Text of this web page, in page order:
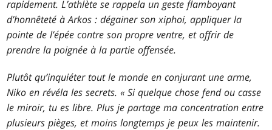
rapidement. L’athlète se rappela un geste flamboyant
d’honnêteté à Arkos : dégainer son xiphoi, appliquer la
pointe de l’épée contre son propre ventre, et offrir de
prendre la poignée à la partie offensée.
Plutôt qu’inquiéter tout le monde en conjurant une arme,
Niko en révéla les secrets. « Si quelque chose fend ou casse
le miroir, tu es libre. Plus je partage ma concentration entre
plusieurs pièges, et moins longtemps je peux les maintenir.